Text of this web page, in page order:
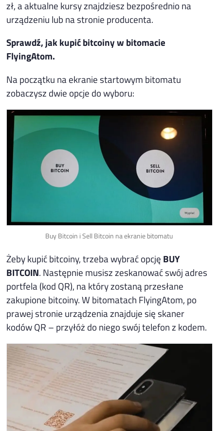
zł, a aktualne kursy znajdziesz bezpośrednio na
urządzeniu lub na stronie producenta.
Sprawdź, jak kupić bitcoiny w bitomacie
FlyingAtom.
Na początku na ekranie startowym bitomatu
zobaczysz dwie opcje do wyboru:
Buy Bitcoin i Sell Bitcoin na ekranie bitomatu
Żeby kupić bitcoiny, trzeba wybrać opcję BUY
BITCOIN. Następnie musisz zeskanować swój adres
portfela (kod QR), na który zostaną przesłane
zakupione bitcoiny. W bitomatach FlyingAtom, po
prawej stronie urządzenia znajduje się skaner
kodów QR – przyłóż do niego swój telefon z kodem.